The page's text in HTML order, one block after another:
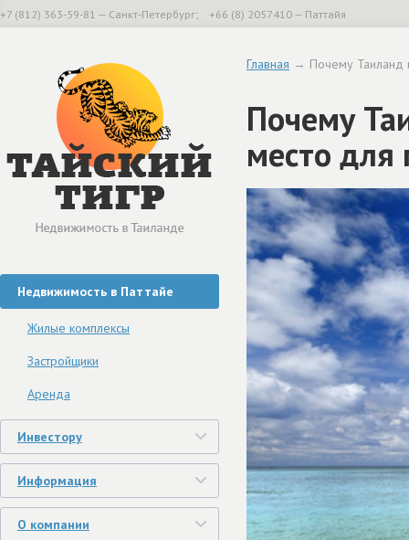
Недвижимость в Паттайе
Жилые комплексы
Застройщики
Аренда
Инвестору
Информация
О компании
Главная → Почему Таиланд
Почему
место для
+7 (812) 363-59-81 — Санкт-Петербург; +66 (8) 2057410 — Паттайя